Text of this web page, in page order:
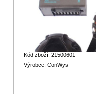
Kód zboží: 21500601
Výrobce: ConWys